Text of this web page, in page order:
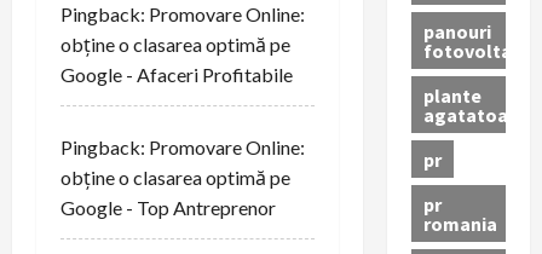
Pingback: Promovare Online:
obține o clasarea optimă pe
Google - Afaceri Profitabile
Pingback: Promovare Online:
obține o clasarea optimă pe
Google - Top Antreprenor
panouri
fotovoltaice
plante
agatatoare
pr
pr
romania